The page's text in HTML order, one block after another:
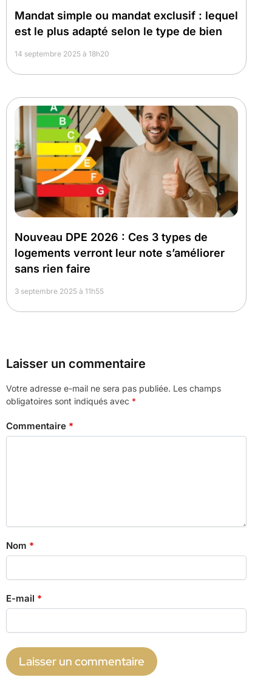
Mandat simple ou mandat exclusif : lequel
est le plus adapté selon le type de bien
14 septembre 2025 à 18h20
Nouveau DPE 2026 : Ces 3 types de
logements verront leur note s’améliorer
sans rien faire
3 septembre 2025 à 11h55
Laisser un commentaire
Votre adresse e-mail ne sera pas publiée. Les champs
obligatoires sont indiqués avec *
Commentaire *
Nom *
E-mail *